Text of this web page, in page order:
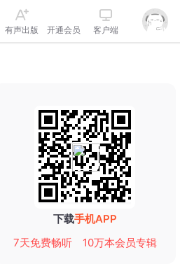
有声出版 开通会员 客户端
下载手机APP
7天免费畅听
10万本会员专辑